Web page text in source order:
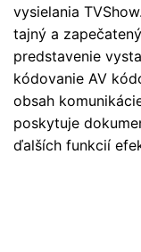
vysielania
tajný a
predstavenie
kódovanie AV
obsah
poskytuje
ďalších funkcií